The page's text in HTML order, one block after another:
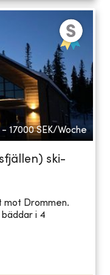
- 17000 SEK/Woche
ski-
mot Drommen.
i 4